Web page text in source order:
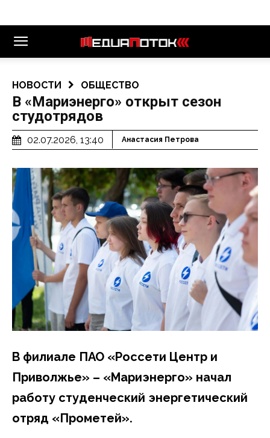
НОВОСТИ ОБЩЕСТВО
В «Мариэнерго» открыт сезон
студотрядов
02.07.2026, 13:40 Анастасия Петрова
В филиале ПАО «Россети Центр и
Приволжье» – «Мариэнерго» начал
работу студенческий энергетический
отряд «Прометей».